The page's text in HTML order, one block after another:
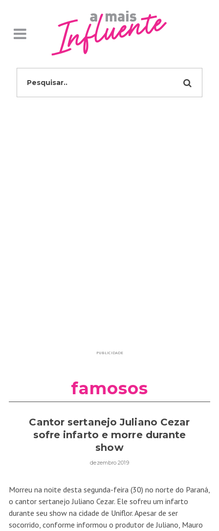
PUBLICIDADE
famosos
Cantor sertanejo Juliano Cezar
sofre infarto e morre durante
show
dezembro 2019
Morreu na noite desta segunda-feira (30) no norte do Paraná,
o cantor sertanejo Juliano Cezar. Ele sofreu um infarto
durante seu show na cidade de Uniflor. Apesar de ser
socorrido, conforme informou o produtor de Juliano, Mauro